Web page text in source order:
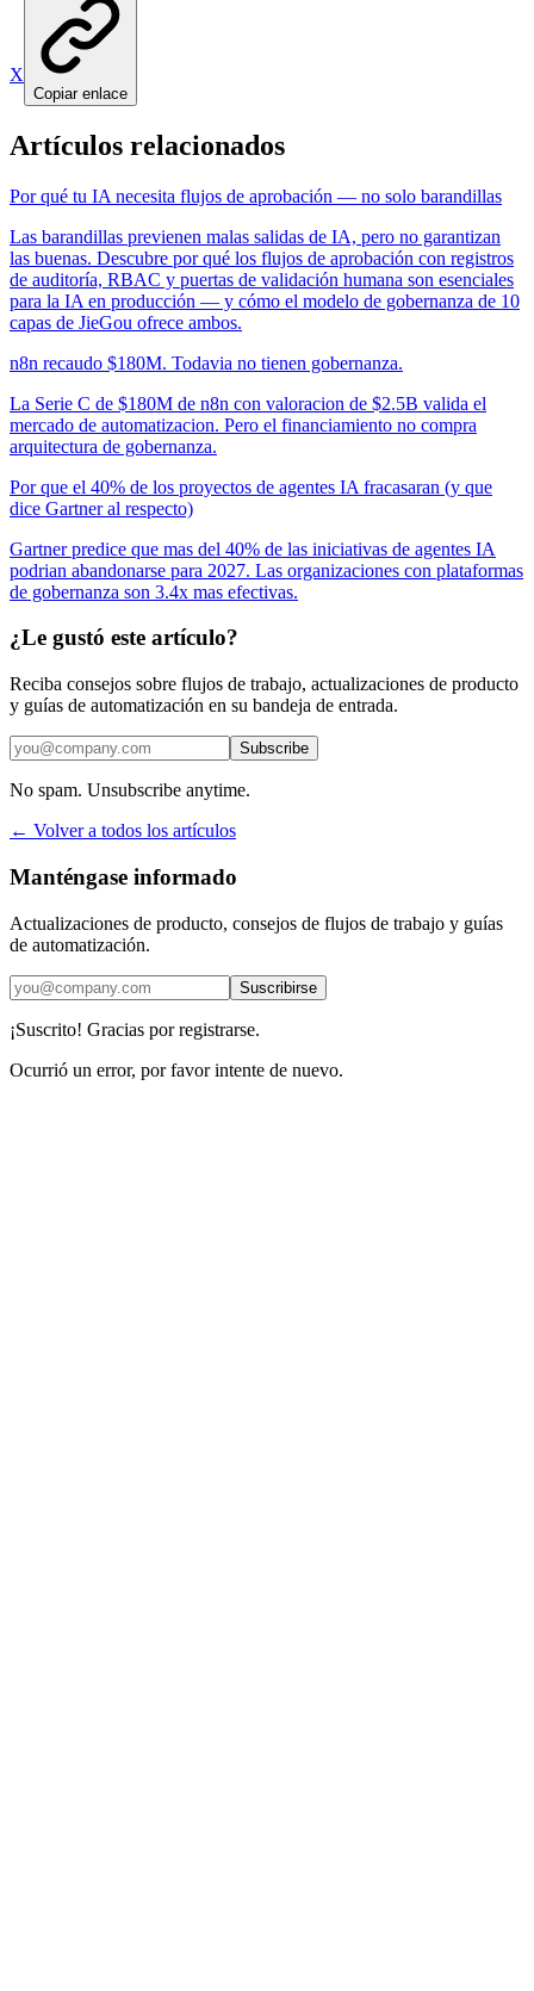
X
Copiar enlace
Artículos relacionados
Por qué tu IA necesita flujos de aprobación — no solo barandillas
Las barandillas previenen malas salidas de IA, pero no garantizan
las buenas. Descubre por qué los flujos de aprobación con registros
de auditoría, RBAC y puertas de validación humana son esenciales
para la IA en producción — y cómo el modelo de gobernanza de 10
capas de JieGou ofrece ambos.
n8n recaudo $180M. Todavia no tienen gobernanza.
La Serie C de $180M de n8n con valoracion de $2.5B valida el
mercado de automatizacion. Pero el financiamiento no compra
arquitectura de gobernanza.
Por que el 40% de los proyectos de agentes IA fracasaran (y que
dice Gartner al respecto)
Gartner predice que mas del 40% de las iniciativas de agentes IA
podrian abandonarse para 2027. Las organizaciones con plataformas
de gobernanza son 3.4x mas efectivas.
¿Le gustó este artículo?
Reciba consejos sobre flujos de trabajo, actualizaciones de producto
y guías de automatización en su bandeja de entrada.
Subscribe
No spam. Unsubscribe anytime.
← Volver a todos los artículos
Manténgase informado
Actualizaciones de producto, consejos de flujos de trabajo y guías
de automatización.
Suscribirse
¡Suscrito! Gracias por registrarse.
Ocurrió un error, por favor intente de nuevo.